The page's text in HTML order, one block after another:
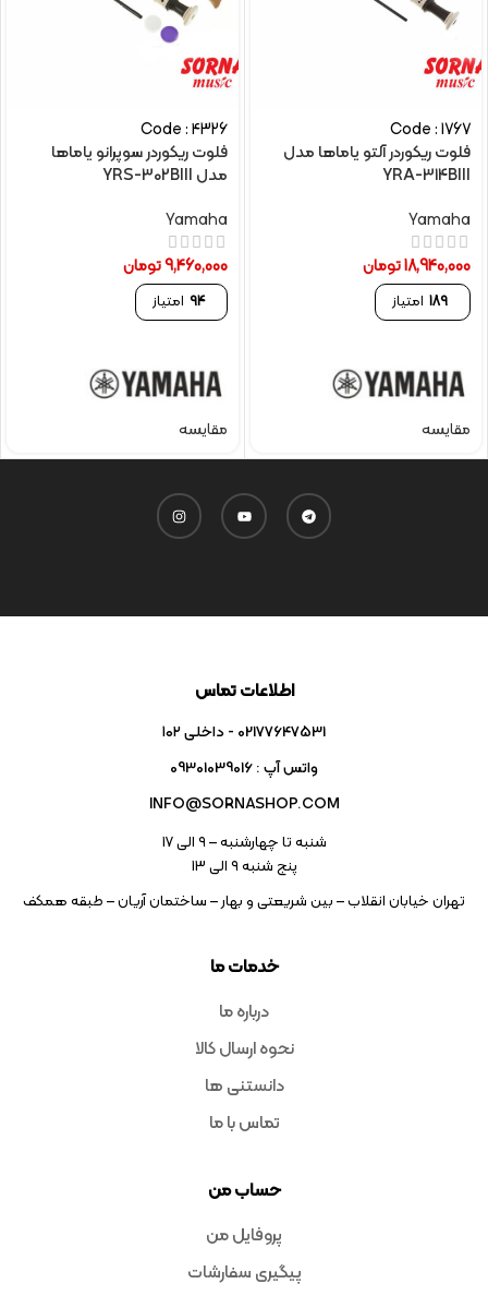
Code : 1767
فلوت ریکوردر آلتو یاماها مدل
YRA-314BIII
Yamaha
18,940,000تومان
189 امتیاز
مقایسه
Code : 4326
فلوت ریکوردر سوپرانو یاماها
مدل YRS-302BIII
Yamaha
9,460,000تومان
94 امتیاز
مقایسه
خدمات ما
درباره ما
نحوه ارسال کالا
دانستنی ها
تماس با ما
حساب من
پروفایل من
پیگیری سفارشات
اطلاعات تماس
02177647531 - داخلی ۱۰۲
واتس آپ : 09301039016
INFO@SORNASHOP.COM
شنبه تا چهارشنبه – ۹ الی 17
پنج شنبه ۹ الی 13
تهران خیابان انقلاب – بین شریعتی و بهار – ساختمان آریان – طبقه همکف